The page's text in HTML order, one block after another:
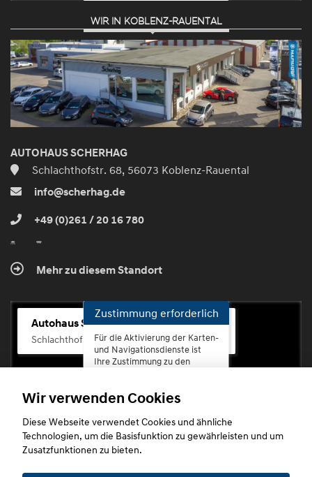
Zustimmen
und
aktivieren
WIR IN KOBLENZ-RAUENTAL
AUTOHAUS SCHERHAG
Schlachthofstr. 68, 56073 Koblenz-Rauental
info@scherhag.de
+49 (0)261 / 20 16 780
Mehr zu diesem Standort
Autohaus Scherhag
Schlachthofstr. 68, 56073 Koblenz-Rauental
Zustimmung erforderlich
Für die Aktivierung der Karten-
und Navigationsdienste ist
Ihre Zustimmung zu den
erforderlich.
Zustimmen
Wir verwenden Cookies
Diese Webseite verwendet Cookies und ähnliche
Technologien, um die Basisfunktion zu gewährleisten und um
Zusatzfunktionen zu bieten.